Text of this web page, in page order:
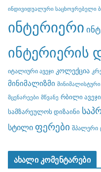
ინდივიდუალური საცხოვრებელი
ინტერიერი
ინტერიერის
იტალიური ავეჯი კოლექცია
მინიმალიზმი მინიმალისტური
მცენარეები მწვანე რბილი ავეჯი
სამზარეულოს დიზაინი
სტილი ფერები შპალერი
ახალი კომენტარები